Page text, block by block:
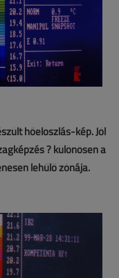
hőeloszlás-kép. Jól
? különösen a
lehűlő zónája.